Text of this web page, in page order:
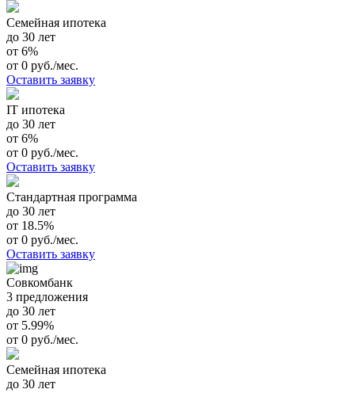
Семейная ипотека
до 30 лет
от 6%
от 0 руб./мес.
Оставить заявку
IT ипотека
до 30 лет
от 6%
от 0 руб./мес.
Оставить заявку
Стандартная программа
до 30 лет
от 18.5%
от 0 руб./мес.
Оставить заявку
Совкомбанк
3 предложения
до 30 лет
от 5.99%
от 0 руб./мес.
Семейная ипотека
до 30 лет